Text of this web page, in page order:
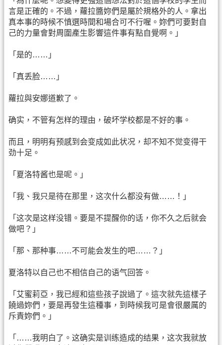
言是正確的。不過，蘿拉醬妳們是屬於規格外的人。拿出
真本事的時候不慎選時間和場合可不行喔。妳們可要對自
己的力量會對周圍產生影響這件事有點自覺啊。」
「是的……」
「真丢脸……」
蘿拉與安娜道歉了。
确实，不管有怎样的理由，破坏学校都是不好的事。
而且，明明有预感到会变成如此状况，却不知不觉变得干
劲十足。
「夏洛特酱也是呢。」
「我、我只是待在那里，这次什么都没有做……！」
「这次是这样没错。要是不提醒你的话，你不久之后就会
做吧？」
「那、那种事……不可能会发生的吧……？」
夏洛特以自己也不相信自己的语气回答。
「艾蜜莉亞，我已經和這些孩子說過了。這次就先這樣子
饒過妳們，要是再發生這種事，到時候我可是會很嚴厲的
斥責妳們。」
「……我明白了。这确实是训练造成的结果，这次我就放